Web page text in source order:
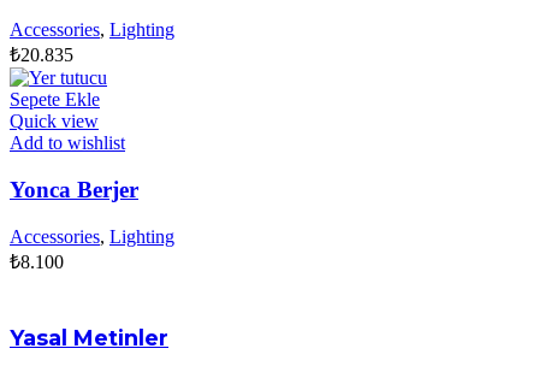
Accessories, Lighting
₺20.835
Sepete Ekle
Quick view
Add to wishlist
Yonca Berjer
Accessories, Lighting
₺8.100
Yasal Metinler